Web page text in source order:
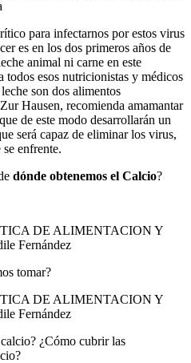
para infectarnos por estos virus
es en los dos primeros años de
animal ni carne en este
todos esos nutricionistas y médicos
son dos alimentos
Hausen, recomienda amamantar
de este modo desarrollarán un
será capaz de eliminar los virus,
enfrente.
dónde obtenemos el Calcio?
DE ALIMENTACION Y
Fernández
tomar?
DE ALIMENTACION Y
Fernández
¿Cómo cubrir las